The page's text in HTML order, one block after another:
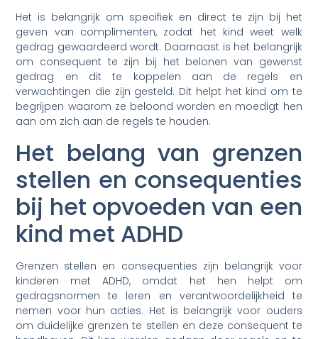
Het is belangrijk om specifiek en direct te zijn bij het
geven van complimenten, zodat het kind weet welk
gedrag gewaardeerd wordt. Daarnaast is het belangrijk
om consequent te zijn bij het belonen van gewenst
gedrag en dit te koppelen aan de regels en
verwachtingen die zijn gesteld. Dit helpt het kind om te
begrijpen waarom ze beloond worden en moedigt hen
aan om zich aan de regels te houden.
Het belang van grenzen
stellen en consequenties
bij het opvoeden van een
kind met ADHD
Grenzen stellen en consequenties zijn belangrijk voor
kinderen met ADHD, omdat het hen helpt om
gedragsnormen te leren en verantwoordelijkheid te
nemen voor hun acties. Het is belangrijk voor ouders
om duidelijke grenzen te stellen en deze consequent te